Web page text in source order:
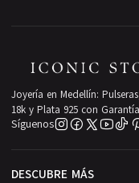
Joyería en Medellín:
18k y Plata 925 con
Síguenos
DESCUBRE MÁS